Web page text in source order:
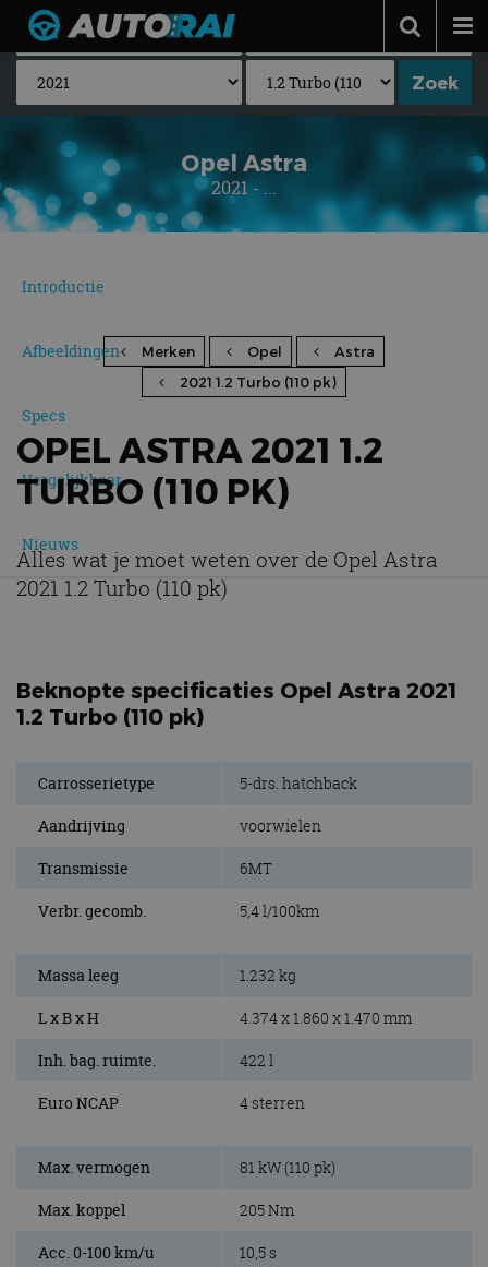
Autonieuws
Podcast
Autotests
Automerken
Adverteren
Contact
Opel Astra
2021 - ...
Introductie
Afbeeldingen
Specs
Vergelijkbaar
Nieuws
Merken Opel
Astra
2021 1.2 Turbo (110 pk)
OPEL ASTRA 2021 1.2
TURBO (110 PK)
Alles wat je moet weten over de Opel Astra
2021 1.2 Turbo (110 pk)
Beknopte specificaties Opel Astra 2021
1.2 Turbo (110 pk)
Carrosserietype 5-drs. hatchback
Aandrijving voorwielen
Transmissie 6MT
Verbr. gecomb. 5,4 l/100km
Massa leeg 1.232 kg
L x B x H 4.374 x 1.860 x 1.470 mm
Inh. bag. ruimte. 422 l
Euro NCAP 4 sterren
Max. vermogen 81 kW (110 pk)
Max. koppel 205 Nm
Acc. 0-100 km/u 10,5 s